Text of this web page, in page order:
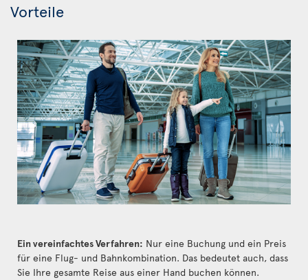
Vorteile
Ein vereinfachtes Verfahren: Nur eine Buchung und ein Preis
für eine Flug- und Bahnkombination. Das bedeutet auch, dass
Sie Ihre gesamte Reise aus einer Hand buchen können.